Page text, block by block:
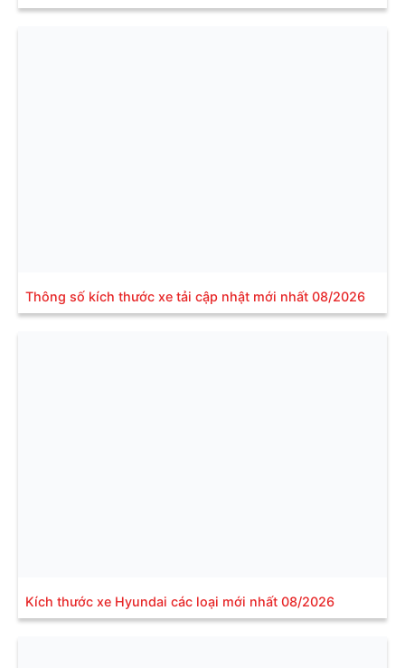
Thông số kích thước xe tải cập nhật mới nhất 08/2026
Kích thước xe Hyundai các loại mới nhất 08/2026